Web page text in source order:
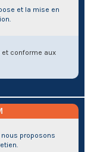
et la mise en
et conforme aux
proposons